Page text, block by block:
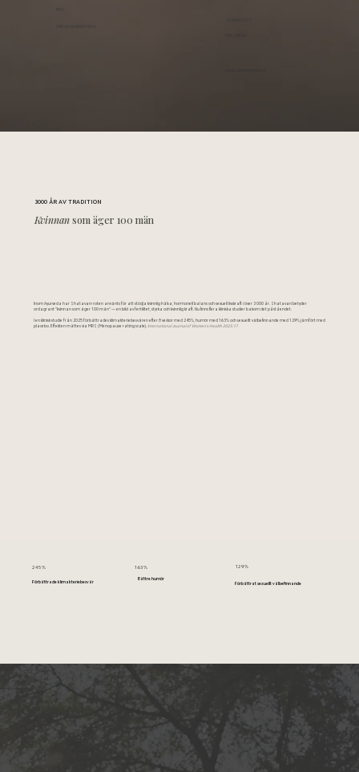
3000 ÅR AV TRADITION
Kvinnansom äger 100 män
Inom Ayurveda har Shatavari-roten använts för att stödja kvinnlig hälsa, hormonell balans och sexuell livskraft i över 3 000 år. Shatavari betyder
ordagrant "kvinnan som äger 100 män" — en bild av fertilitet, styrka och kvinnlig kraft. Nu finns flera kliniska studier bakom det påståendet.
I en klinisk studie från 2025 förbättrades klimakteriebesvären efter 8 veckor med 245%, humör med 163% och sexuellt välbefinnande med 129% jämfört med
placebo. Effekten mättes via MRS (Menopause rating scale). International Journal of Women’s Health 2025:17
245%
Förbättrade klimakteriebesvär
163%
Bättre humör
129%
Förbättrat sexuellt välbefinnande